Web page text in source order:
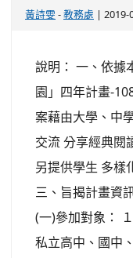
黃詩雯 -教務處 | 2019-
說明： 一、依據
園」四年計畫-
案藉由大學、中
交流 分享經典閱
另提供學生 多樣
三、旨揭計畫資
(一)參加對象：
私立高中、國中